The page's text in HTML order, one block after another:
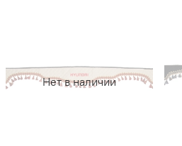
Нет в наличии